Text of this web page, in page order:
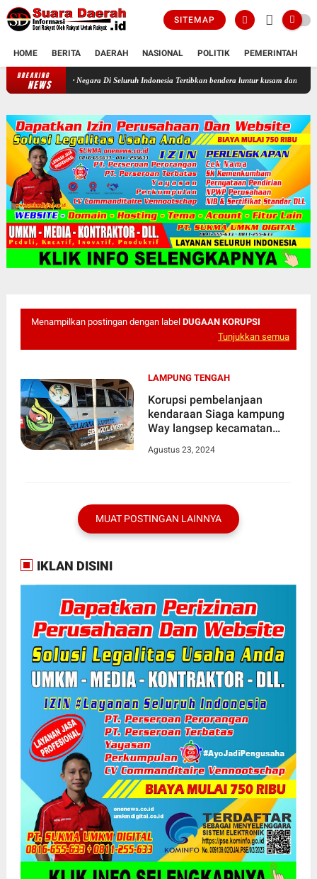
SITEMAP
HOME BERITA DAERAH NASIONAL POLITIK PEMERINTAH
BREAKING
NEWS Profesor Minta Presiden RI Perintahkan Semua Aparatur Negara Di
Menampilkan postingan dengan label DUGAAN KORUPSI
Tunjukkan semua
LAMPUNG TENGAH
Korupsi pembelanjaan
kendaraan Siaga kampung
Way langsep kecamatan
Kepala Pekonnya
Agustus 23, 2024
MUAT POSTINGAN LAINNYA
IKLAN DISINI